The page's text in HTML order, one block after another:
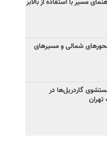
شمالی و مسیرهای
گاردریل‌ها در